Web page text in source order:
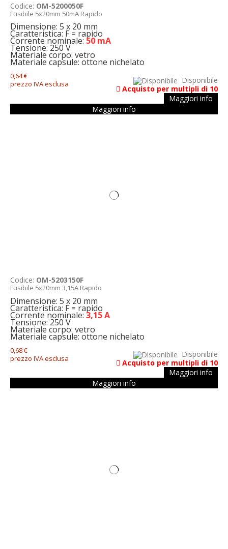
Codice: OM-5200050F
Fusibile 5x20mm 50mA Rapido
Dimensione: 5 x 20 mm
Caratteristica: F = rapido
Corrente nominale: 50 mA
Tensione: 250 V
Materiale corpo: vetro
Materiale capsule: ottone nichelato
0,64 €
prezzo IVA esclusa
Disponibile
Acquisto per multipli di 10
Maggiori info
Maggiori info
Codice: OM-5203150F
Fusibile 5x20mm 3,15A Rapido
Dimensione: 5 x 20 mm
Caratteristica: F = rapido
Corrente nominale:3,15 A
Tensione: 250 V
Materiale corpo: vetro
Materiale capsule: ottone nichelato
0,68 €
prezzo IVA esclusa
Disponibile
Acquisto per multipli di 10
Maggiori info
Maggiori info